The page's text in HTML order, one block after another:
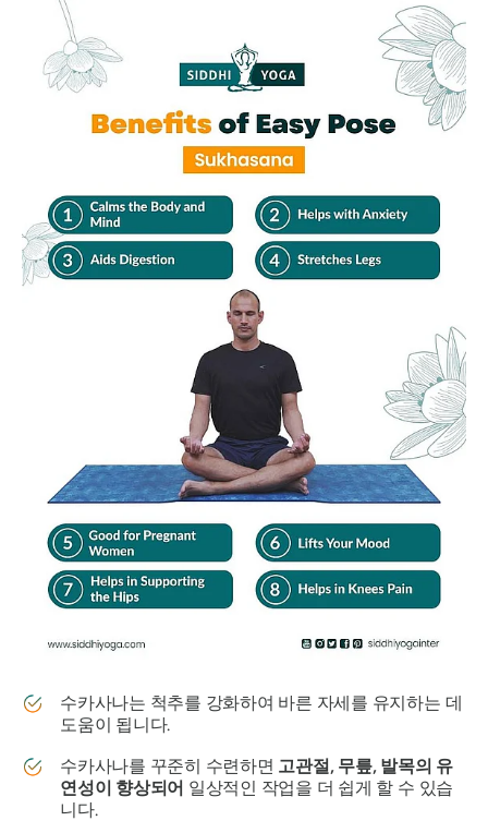
수카사나는 척추를 강화하여 바른 자세를 유지하는 데
도움이 됩니다.
수카사나를 꾸준히 수련하면 고관절, 무릎, 발목의 유
연성이 향상되어 일상적인 작업을 더 쉽게 할 수 있습
니다.